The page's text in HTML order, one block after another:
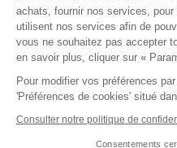
achats, fournir nos services,
utilisent nos services afin de
vous ne souhaitez pas accepter
en savoir plus, cliquer sur «
Pour modifier vos préférences
'Préférences de cookies' situé
Consulter notre politique de
Consentements
NEWSLETTER